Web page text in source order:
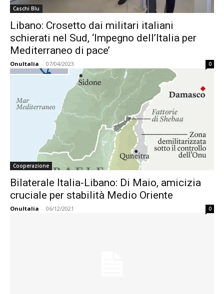
Caschi Blu
Libano: Crosetto dai militari italiani
schierati nel Sud, ‘Impegno dell’Italia per
Mediterraneo di pace’
OnuItalia - 07/04/2023 0
Cooperazione
Bilaterale Italia-Libano: Di Maio, amicizia
cruciale per stabilità Medio Oriente
OnuItalia - 06/12/2021 0